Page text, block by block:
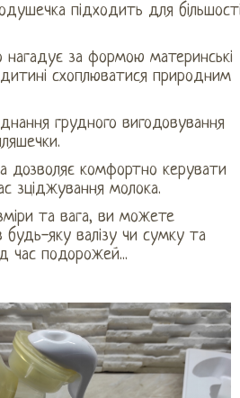
підходить для більшості
нагадує за формою материнські
схоплюватися природним
грудного вигодовування
дозволяє комфортно керувати
зціджування молока.
та вага, ви можете
будь-яку валізу чи сумку та
час подорожей...